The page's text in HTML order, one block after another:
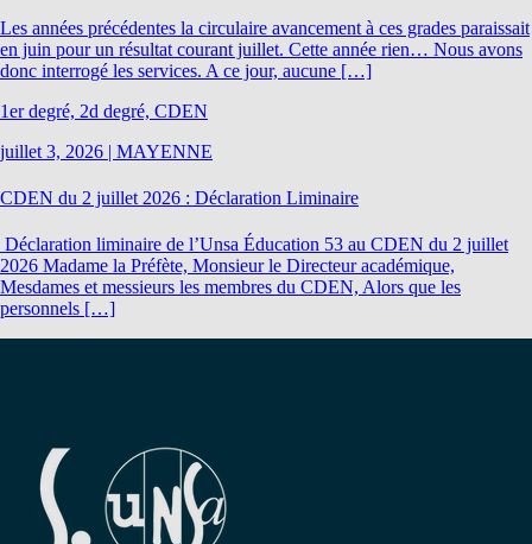
Les années précédentes la circulaire avancement à ces grades paraissait
en juin pour un résultat courant juillet. Cette année rien… Nous avons
donc interrogé les services. A ce jour, aucune […]
1er degré, 2d degré, CDEN
juillet 3, 2026 | MAYENNE
CDEN du 2 juillet 2026 : Déclaration Liminaire
Déclaration liminaire de l’Unsa Éducation 53 au CDEN du 2 juillet
2026 Madame la Préfète, Monsieur le Directeur académique,
Mesdames et messieurs les membres du CDEN, Alors que les
personnels […]